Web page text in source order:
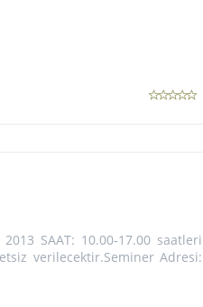
SAAT: 10.00-17.00 saatleri
verilecektir.Seminer Adresi: